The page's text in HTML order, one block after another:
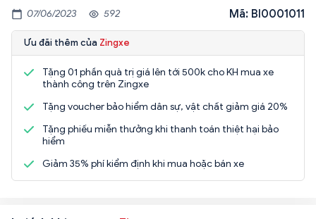
07/06/2023 592 Mã: BI0001011
Ưu đãi thêm của Zingxe
Tặng 01 phần quà trị giá lên tới 500k cho KH mua xe
thành công trên Zingxe
Tặng voucher bảo hiểm dân sự, vật chất giảm giá 20%
Tặng phiếu miễn thưởng khi thanh toán thiệt hại bảo
hiểm
Giảm 35% phí kiểm định khi mua hoặc bán xe